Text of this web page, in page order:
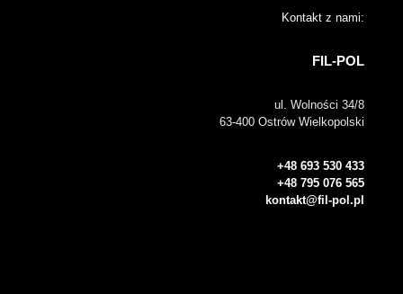
Kontakt z nami:
FIL-POL
ul. Wolności 34/8
63-400 Ostrów Wielkopolski
+48 693 530 433
+48 795 076 565
kontakt@fil-pol.pl